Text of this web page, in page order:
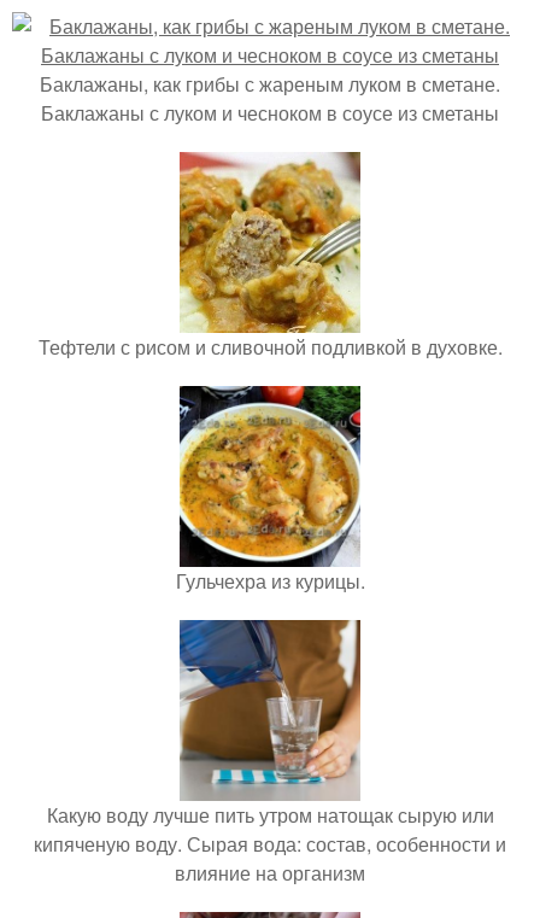
Баклажаны, как грибы с жареным луком в сметане.
Баклажаны с луком и чесноком в соусе из сметаны
Тефтели с рисом и сливочной подливкой в духовке.
Гульчехра из курицы.
Какую воду лучше пить утром натощак сырую или
кипяченую воду. Сырая вода: состав, особенности и
влияние на организм